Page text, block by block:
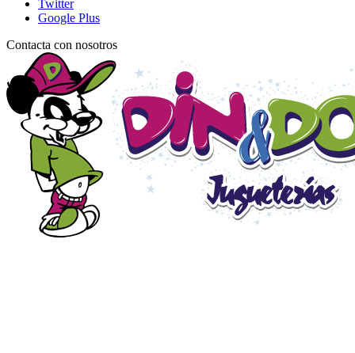
Twitter
Google Plus
Contacta con nosotros